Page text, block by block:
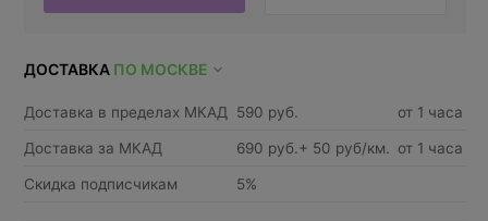
ДОСТАВКА ПО МОСКВЕ
Доставка в пределах МКАД 590 руб. от 1 часа
Доставка за МКАД 690 руб.+ 50 руб/км. от 1 часа
Скидка подписчикам 5%